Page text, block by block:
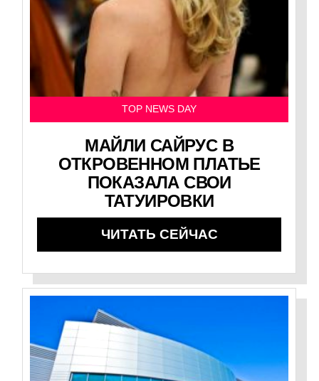
TOP NEWS DAY
МАЙЛИ САЙРУС В
ОТКРОВЕННОМ ПЛАТЬЕ
ПОКАЗАЛА СВОИ
ТАТУИРОВКИ
ЧИТАТЬ СЕЙЧАС